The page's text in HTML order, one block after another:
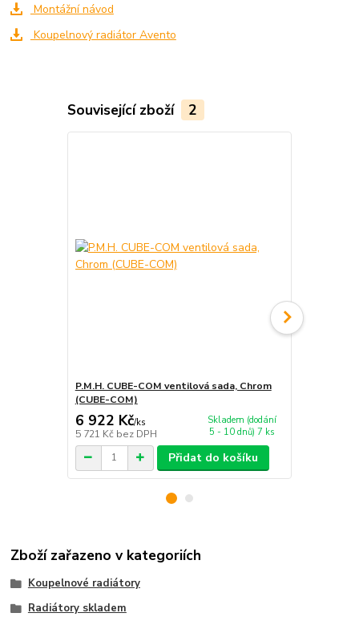
Montážní návod
Koupelnový radiátor Avento
Související zboží 2
P.M.H. CUBE-COM ventilová sada, Chrom
(CUBE-COM)
6 922 Kč/ks
5 721 Kč bez DPH
Skladem (dodání
5 - 10 dnů) 7 ks
Přidat do košíku
Zboží zařazeno v kategoriích
Koupelnové radiátory
Radiátory skladem